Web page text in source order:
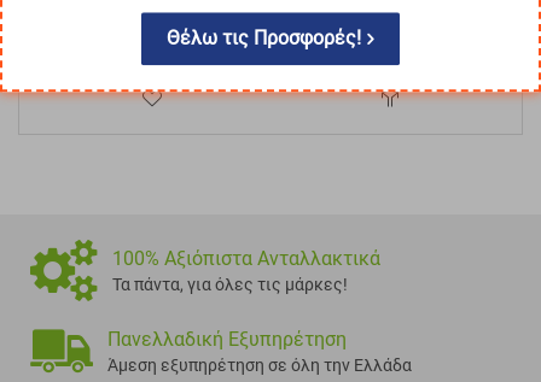
ΑΓΟΡΑ
100% Αξιόπιστα Ανταλλακτικά
Τα πάντα, για όλες τις μάρκες!
Πανελλαδική Εξυπηρέτηση
Άμεση εξυπηρέτηση σε όλη την Ελλάδα
Θέλω τις Προσφορές!